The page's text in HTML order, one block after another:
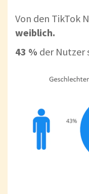
Von den TikTok
weiblich.
43 % der Nutzer